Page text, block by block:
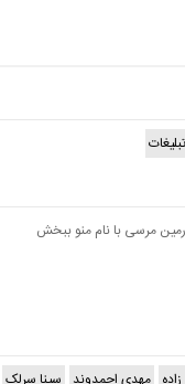
تبلیغات
مرسی با نام منو ببخش